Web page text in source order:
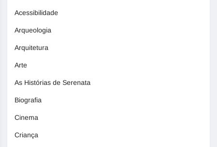
Acessibilidade
Arqueologia
Arquitetura
Arte
As Histórias de Serenata
Biografia
Cinema
Criança